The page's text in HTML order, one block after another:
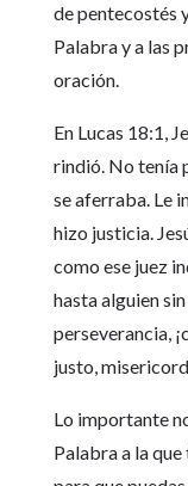
de pentecostés
Palabra y a las
oración.
En Lucas 18:1,
rindió. No tenía
se aferraba. Le
hizo justicia.
como ese juez
hasta alguien
perseverancia,
justo,
Lo importante
Palabra a la